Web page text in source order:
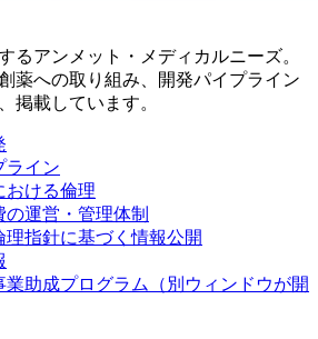
るアンメット・メディカルニーズ。
薬への取り組み、開発パイプライン
掲載しています。
ライン
おける倫理
の運営・管理体制
理指針に基づく情報公開
業助成プログラム
（別ウィンドウが開